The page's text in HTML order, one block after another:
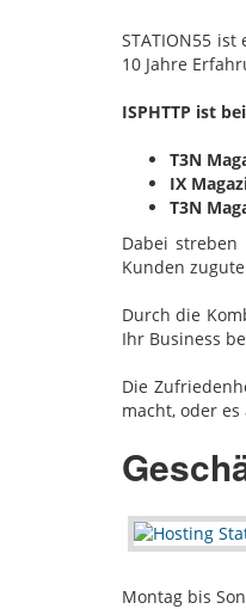
STATION55
10 Jahre
ISPHTTP ist
T3N
IX
T3N
Dabei
Kunden
Durch die
Ihr Business
Die
macht, oder
Montag bis